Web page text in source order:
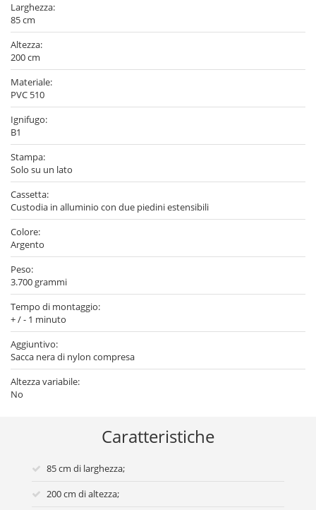
Larghezza:
85 cm
Altezza:
200 cm
Materiale:
PVC 510
Ignifugo:
B1
Stampa:
Solo su un lato
Cassetta:
Custodia in alluminio con due piedini estensibili
Colore:
Argento
Peso:
3.700 grammi
Tempo di montaggio:
+ / - 1 minuto
Aggiuntivo:
Sacca nera di nylon compresa
Altezza variabile:
No
Caratteristiche
85 cm di larghezza;
200 cm di altezza;